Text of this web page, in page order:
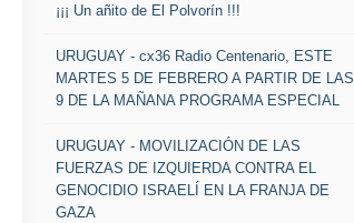
¡¡¡ Un añito de El Polvorín !!!
URUGUAY - cx36 Radio Centenario, ESTE
MARTES 5 DE FEBRERO A PARTIR DE LAS
9 DE LA MAÑANA PROGRAMA ESPECIAL
URUGUAY - MOVILIZACIÓN DE LAS
FUERZAS DE IZQUIERDA CONTRA EL
GENOCIDIO ISRAELÍ EN LA FRANJA DE
GAZA